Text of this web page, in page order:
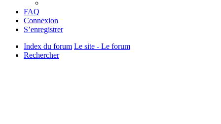
FAQ
Connexion
S’enregistrer
Index du forum Le site - Le forum
Rechercher